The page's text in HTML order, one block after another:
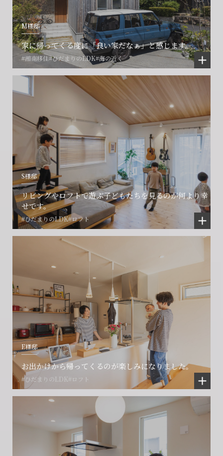
M様邸
家に帰ってくる度に「良い家だなぁ」と感じます。
#湘南移住#ひだまりのLDK#海の近く
S様邸
リビングやロフトで遊ぶ子どもたちを見るのが何より幸
せです。
#ひだまりのLDK#ロフト
E様邸
お出かけから帰ってくるのが楽しみになりました。
#ひだまりのLDK#ロフト